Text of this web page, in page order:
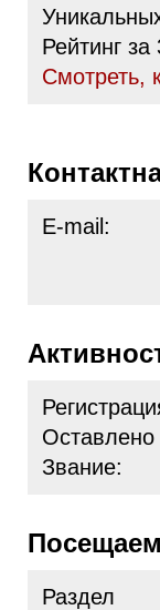
Рейтинг за
Cмотреть,
E-mail:
Звание:
Раздел